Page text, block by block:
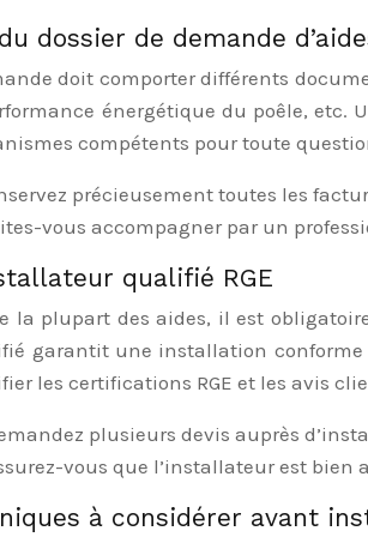
dossier de demande
doit comporter différents
énergétique du poêle, etc.
compétents pour toute
précieusement toutes les
vous accompagner par un
qualifié RGE
la plupart des aides, il est
garantit une installation
les certifications RGE et les avis
plusieurs devis auprès
vous que l’installateur est bien
à considérer avant